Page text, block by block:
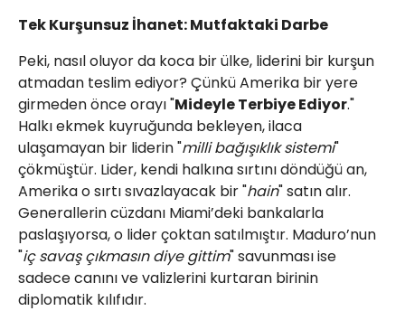
Tek Kurşunsuz İhanet: Mutfaktaki Darbe
Peki, nasıl oluyor da koca bir ülke, liderini bir kurşun
atmadan teslim ediyor? Çünkü Amerika bir yere
girmeden önce orayı "Mideyle Terbiye Ediyor."
Halkı ekmek kuyruğunda bekleyen, ilaca
ulaşamayan bir liderin "milli bağışıklık sistemi"
çökmüştür. Lider, kendi halkına sırtını döndüğü an,
Amerika o sırtı sıvazlayacak bir "hain" satın alır.
Generallerin cüzdanı Miami’deki bankalarla
paslaşıyorsa, o lider çoktan satılmıştır. Maduro’nun
"iç savaş çıkmasın diye gittim" savunması ise
sadece canını ve valizlerini kurtaran birinin
diplomatik kılıfıdır.